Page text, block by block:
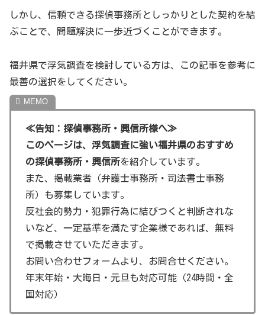
井県の観光名所を紹介します。
見されており、その恐竜博物館は子供から大人まで
楽しむことができます。
東尋坊: 福井県の代表的な観光地で、美しい海岸線
と絶壁が見どころです。
永平寺: 曹洞宗の大本山であり、その歴史と文化を
感じることができます。
越前松島水族館: 美しい海の生物たちを観察するこ
とができ、家族連れに特におすすめのスポットで
す。
あわら温泉: 福井県を代表する温泉地で、その良質
な湯と周辺の自然を楽しむことができます。
しかし、信頼できる探偵事務所としっかりとした契約を結
ぶことで、問題解決に一歩近づくことができます。
福井県で浮気調査を検討している方は、この記事を参考に
最善の選択をしてください。
≪告知：探偵事務所・興信所様へ≫
このページは、浮気調査に強い福井県のおすすめ
の探偵事務所・興信所を紹介しています。
また、掲載業者（弁護士事務所・司法書士事務
所）も募集しています。
反社会的勢力・犯罪行為に結びつくと判断されな
いなど、一定基準を満たす企業様であれば、無料
で掲載させていただきます。
お問い合わせフォームより、お問合せください。
年末年始・大晦日・元旦も対応可能（24時間・全
国対応）